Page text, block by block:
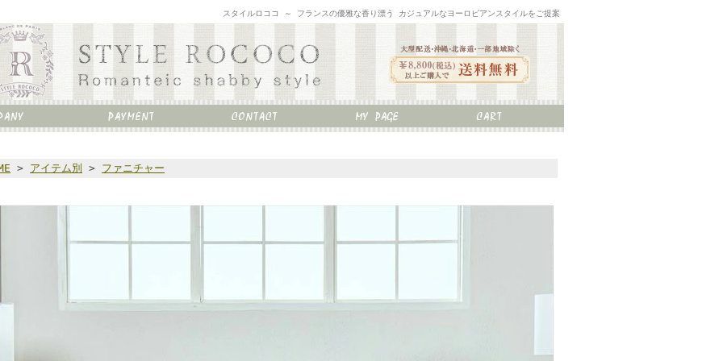
スタイルロココ ～ フランスの優雅な香り漂う カジュアルなヨーロピアンスタイルをご提案
> アイテム別 > ファニチャー